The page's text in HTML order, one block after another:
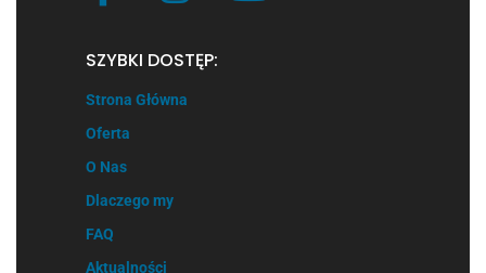
SZYBKI DOSTĘP:
Strona Główna
Oferta
O Nas
Dlaczego my
FAQ
Aktualności